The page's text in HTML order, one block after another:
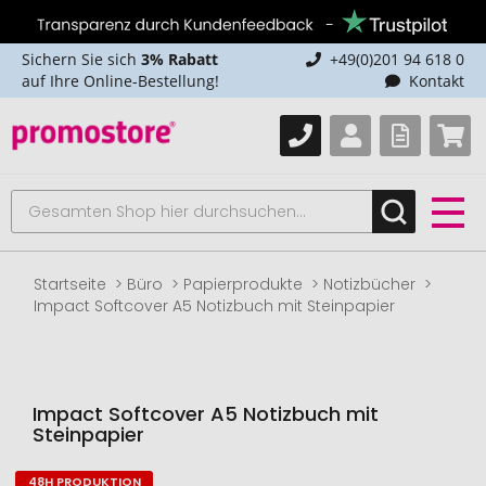
Sichern Sie sich 3% Rabatt
auf Ihre Online-Bestellung!
+49(0)201 94 618 0
Kontakt
Startseite Büro Papierprodukte
Notizbücher
Impact Softcover A5 Notizbuch mit Steinpapier
Impact Softcover A5 Notizbuch mit
Steinpapier
48H PRODUKTION